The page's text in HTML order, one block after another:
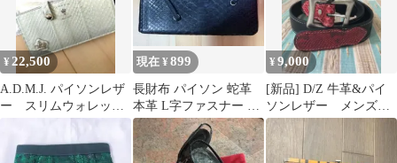
¥22,500
A.D.M.J. パイソンレザ
ー スリムウォレッ
現在 ¥899
長財布 パイソン 蛇革
本革 L字ファスナー ブ
ラック
¥9,000
[新品] D/Z 牛革&パイ
ソンレザー メンズベ
ルト